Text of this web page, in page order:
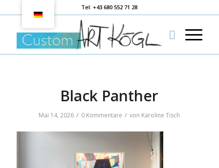
Tel: +43 680 552 71 28
Black Panther
Mai 14, 2026 / 0 Kommentare / von Karoline Tisch